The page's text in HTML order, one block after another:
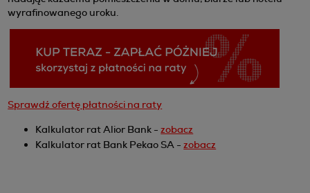
wyrafinowanego uroku.
Sprawdź ofertę płatności na raty
Kalkulator rat Alior Bank -zobacz
Kalkulator rat Bank Pekao SA -zobacz